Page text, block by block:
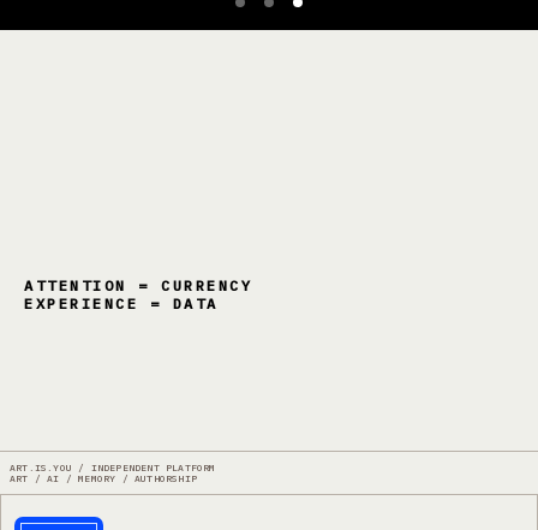
ATTENTION = CURRENCY
EXPERIENCE = DATA
ART.IS.YOU / INDEPENDENT PLATFORM
ART / AI / MEMORY / AUTHORSHIP